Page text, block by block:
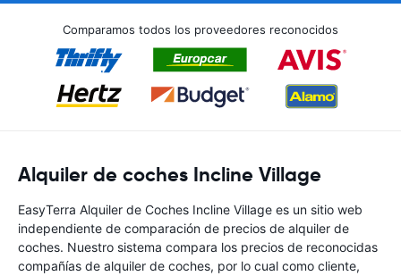
Comparamos todos los proveedores reconocidos
Alquiler de coches Incline Village
EasyTerra Alquiler de Coches Incline Village es un sitio web
independiente de comparación de precios de alquiler de
coches. Nuestro sistema compara los precios de reconocidas
compañías de alquiler de coches, por lo cual como cliente,